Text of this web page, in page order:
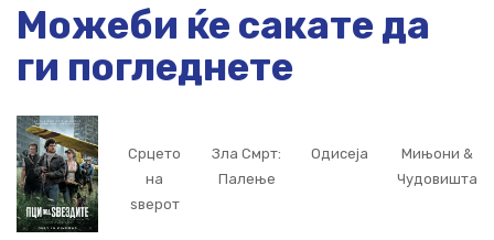
Можеби ќе сакате да
ги погледнете
Срцето
на
ѕверот
Зла Смрт:
Палење
Одисеја
Мињони &
Чудовишта